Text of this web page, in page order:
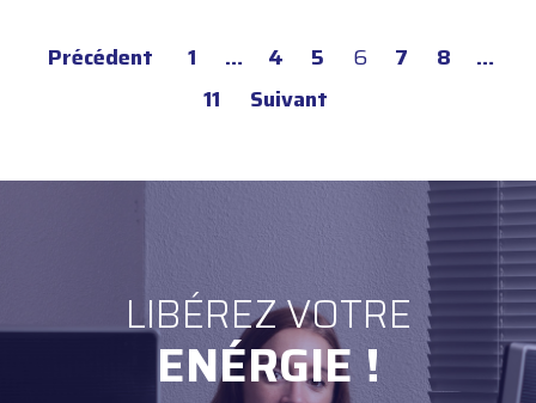
Précédent 1 … 4 5 6 7 8
…
11
Suivant
LIBÉREZ VOTRE
ENÉRGIE !